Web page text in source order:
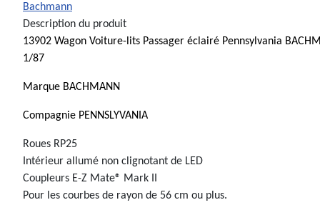
Bachmann
Description du produit
13902 Wagon Voiture-lits Passager éclairé Pennsylvania
1/87
Marque BACHMANN
Compagnie PENNSLYVANIA
Roues RP25
Intérieur allumé non clignotant de LED
Coupleurs E-Z Mate® Mark II
Pour les courbes de rayon de 56 cm ou plus.